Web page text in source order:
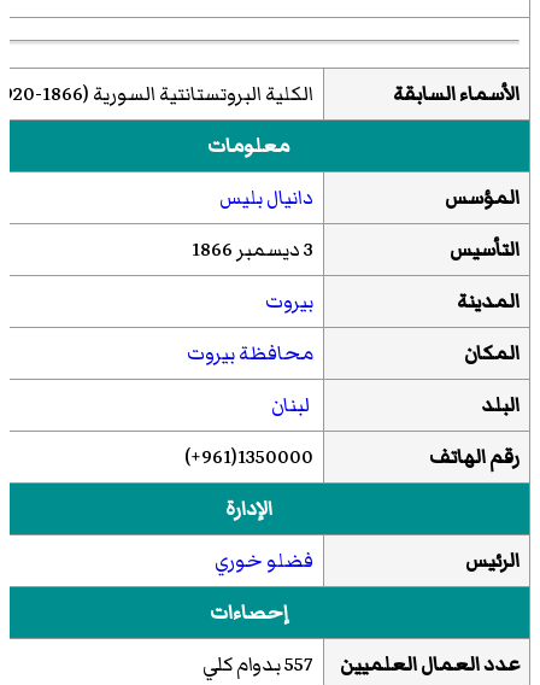
الأسماء السابقة
الكلية البروتستانتية السورية (1866-1920)
معلومات
المؤسس
دانيال بليس
التأسيس
3 ديسمبر 1866
المدينة
بيروت
المكان
محافظة بيروت
البلد
لبنان
رقم الهاتف
1350000(961+)
الإدارة
الرئيس
فضلو خوري
إحصاءات
عدد العمال العلميين
557 بدوام كلي